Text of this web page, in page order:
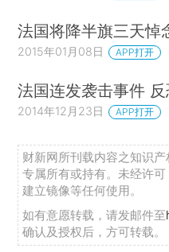
法国将降半旗三天悼
2015年01月08日 APP打开
法国连发袭击事件
2014年12月23日 APP打开
财新网所刊载内容之知识
专属所有或持有。未经许
建立镜像等任何使用。
如有意愿转载，请发邮件至
确认及授权后，方可转载。